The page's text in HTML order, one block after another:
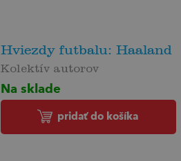
Hviezdy futbalu: Haaland
Kolektív autorov
Na sklade
pridať do košíka